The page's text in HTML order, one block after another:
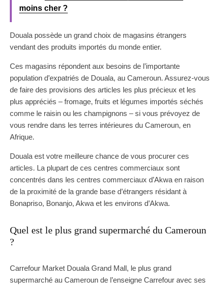
moins cher ?
Douala possède un grand choix de magasins étrangers
vendant des produits importés du monde entier.
Ces magasins répondent aux besoins de l’importante
population d’expatriés de Douala, au Cameroun. Assurez-vous
de faire des provisions des articles les plus précieux et les
plus appréciés – fromage, fruits et légumes importés séchés
comme le raisin ou les champignons – si vous prévoyez de
vous rendre dans les terres intérieures du Cameroun, en
Afrique.
Douala est votre meilleure chance de vous procurer ces
articles. La plupart de ces centres commerciaux sont
concentrés dans les centres commerciaux d’Akwa en raison
de la proximité de la grande base d’étrangers résidant à
Bonapriso, Bonanjo, Akwa et les environs d’Akwa.
Quel est le plus grand supermarché du Cameroun
?
Carrefour Market Douala Grand Mall, le plus grand
supermarché au Cameroun de l’enseigne Carrefour avec ses